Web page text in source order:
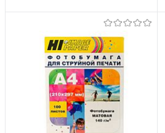
В корзину
Купить в 1 клик
Сравнение
В избранное
В наличии